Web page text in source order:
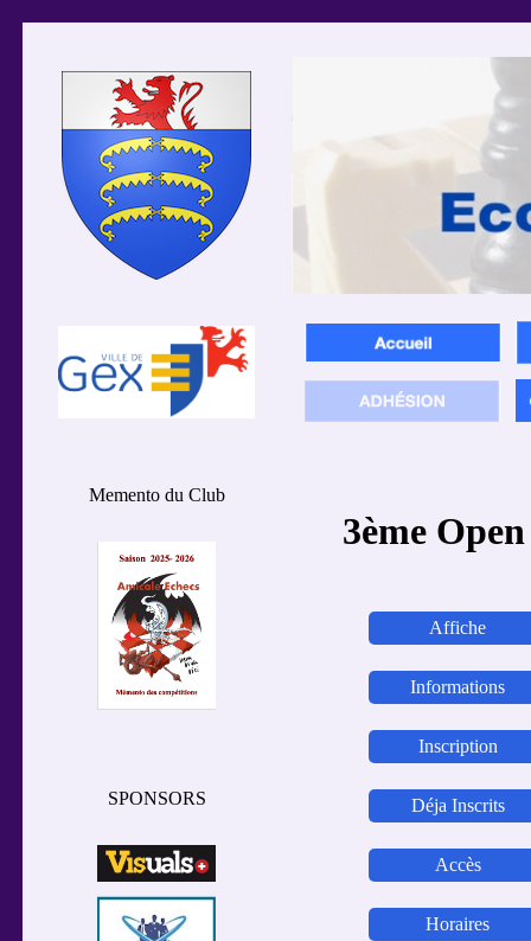
Memento du Club
SPONSORS
3ème
Affiche
Informations
Inscription
Déja Inscrits
Accès
Horaires